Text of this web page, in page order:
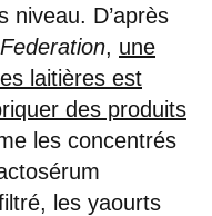
niveau. D’après
, une
laitières est
des produits
les concentrés
les yaourts